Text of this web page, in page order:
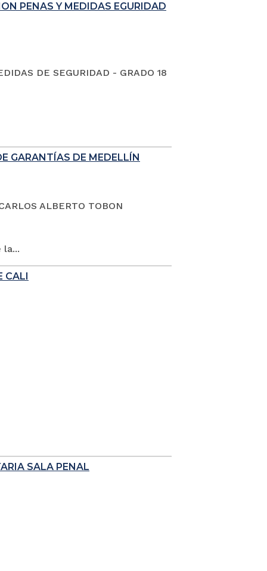
PENAS Y MEDIDAS EGURIDAD
DE SEGURIDAD - GRADO 18
GARANTÍAS DE MEDELLÍN
ALBERTO TOBON
la...
CALI
SALA PENAL